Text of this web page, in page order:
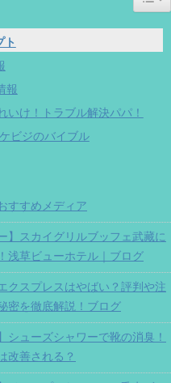
ト
報
いけ！トラブル解決パパ！
ビジのバイブル
すすめメディア
】スカイグリルブッフェ武藏に
浅草ビューホテル｜ブログ
クスプレスはやばい？評判や注
密を徹底解説！ブログ
シューズシャワーで靴の消臭！
改善される？